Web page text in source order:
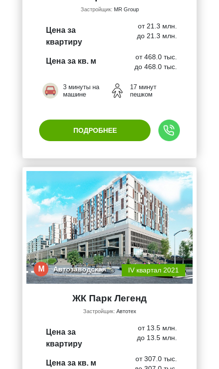
Застройщик: MR Group
Цена за
квартиру
от 21.3 млн.
до 21.3 млн.
Цена за кв. м
от 468.0 тыс.
до 468.0 тыс.
3 минуты на
машине
17 минут
пешком
ПОДРОБНЕЕ
М Автозаводская IV квартал 2021
ЖК Парк Легенд
Застройщик: Автотех
Цена за
квартиру
от 13.5 млн.
до 13.5 млн.
Цена за кв. м
от 307.0 тыс.